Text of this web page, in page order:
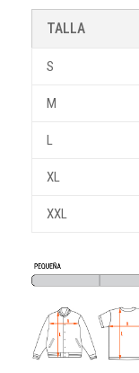
TALLA
S
M
L
XL
XXL